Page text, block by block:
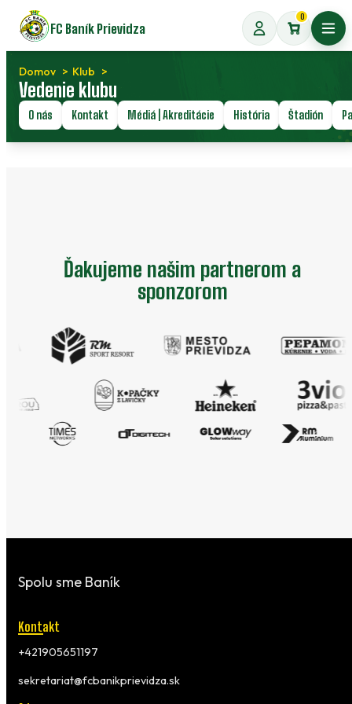
Preskočiť
na
obsah
FC Baník Prievidza
0
Domov Klub
Vedenie klubu
O nás Kontakt Médiá | Akreditácie História Štadión
Ďakujeme našim partnerom a
sponzorom
Spolu sme Baník
Kontakt
+421905651197
sekretariat@fcbanikprievidza.sk